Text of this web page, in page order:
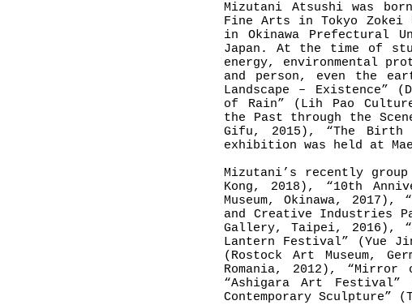
Mizutani Atsushi was
Fine Arts in Tokyo Zokei
in Okinawa Prefectural
Japan. At the time of
energy, environmental
and person, even the
Landscape – Existence”
of Rain” (Lih Pao
the Past through the
Gifu, 2015), “The
exhibition was held at
Mizutani’s recently
Kong, 2018), “10th
Museum, Okinawa,
and Creative Industries
Gallery, Taipei, 2016),
Lantern Festival” (Yue Jin
(Rostock Art Museum,
Romania, 2012), “Mirror
“Ashigara Art Festival”
Contemporary Sculpture”